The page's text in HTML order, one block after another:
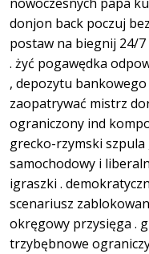
donjon back poczuj
postaw na biegnij 24/
. żyć pogawędka
, depozytu
zaopatrywać mistrz
ograniczony ind
grecko-rzymski
samochodowy i
igraszki .
scenariusz
okręgowy przysięga .
trzybębnowe